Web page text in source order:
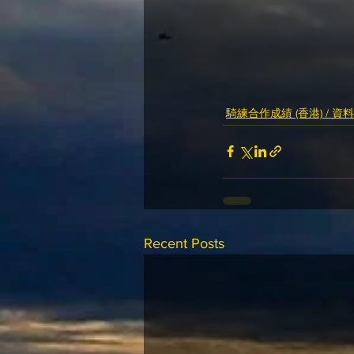
騎練合作成績 (香港) / 資
Recent Posts